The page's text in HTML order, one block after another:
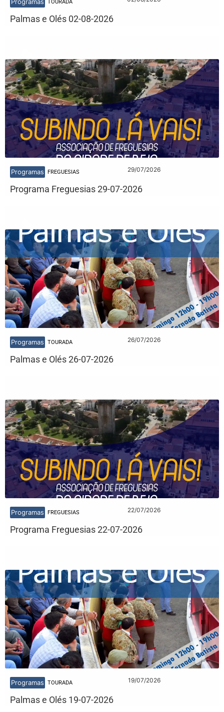
TOURADA
Palmas e Olés 02-08-2026
Programas FREGUESIAS 29/07/2026
Programa Freguesias 29-07-2026
Programas TOURADA 26/07/2026
Palmas e Olés 26-07-2026
Programas FREGUESIAS 22/07/2026
Programa Freguesias 22-07-2026
Programas TOURADA 19/07/2026
Palmas e Olés 19-07-2026